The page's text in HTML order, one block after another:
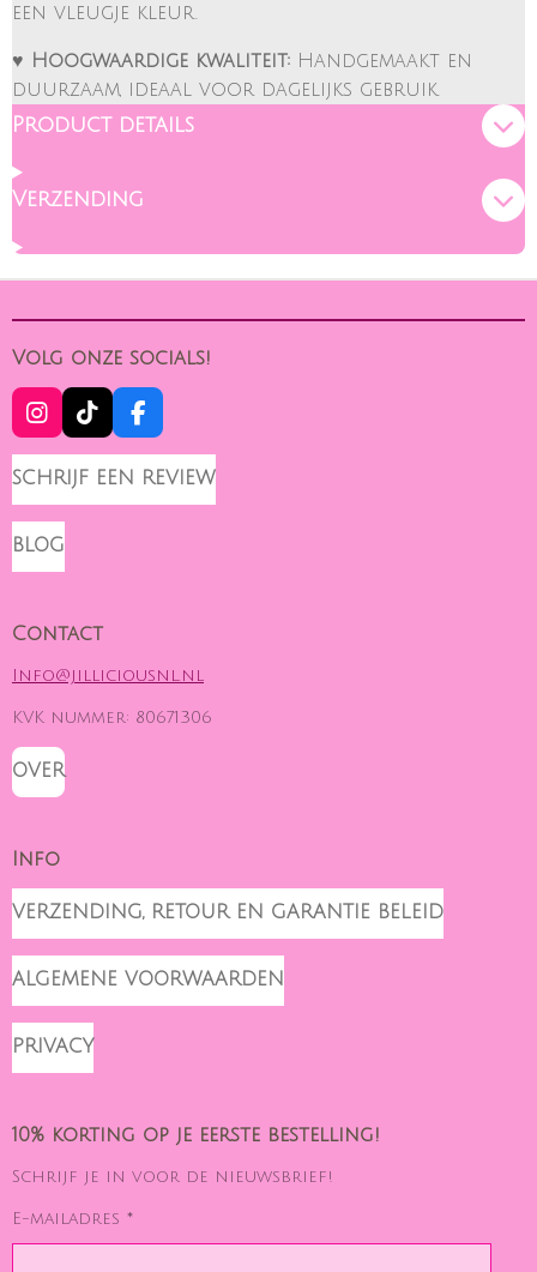
een vleugje kleur.
♥ Hoogwaardige kwaliteit: Handgemaakt en
duurzaam, ideaal voor dagelijks gebruik.
Product details
Verzending
Volg onze socials!
I
N
S
T
A
G
R
T
I
K
O
F
A
C
E
B
SCHRIJF EEN REVIEW
BLOG
Contact
Info@jilliciousnl.nl
KVK nummer: 80671306
OVER
Info
VERZENDING, RETOUR EN GARANTIE BELEID
ALGEMENE VOORWAARDEN
PRIVACY
10% korting op je eerste bestelling!
Schrijf je in voor de nieuwsbrief!
E-mailadres *